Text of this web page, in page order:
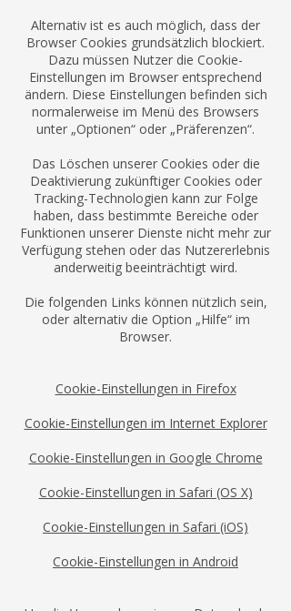
Alternativ ist es auch möglich, dass der
Browser Cookies grundsätzlich blockiert.
Dazu müssen Nutzer die Cookie-
Einstellungen im Browser entsprechend
ändern. Diese Einstellungen befinden sich
normalerweise im Menü des Browsers
unter „Optionen“ oder „Präferenzen“.
Das Löschen unserer Cookies oder die
Deaktivierung zukünftiger Cookies oder
Tracking-Technologien kann zur Folge
haben, dass bestimmte Bereiche oder
Funktionen unserer Dienste nicht mehr zur
Verfügung stehen oder das Nutzererlebnis
anderweitig beeinträchtigt wird.
Die folgenden Links können nützlich sein,
oder alternativ die Option „Hilfe“ im
Browser.
Cookie-Einstellungen in Firefox
Cookie-Einstellungen im Internet Explorer
Cookie-Einstellungen in Google Chrome
Cookie-Einstellungen in Safari (OS X)
Cookie-Einstellungen in Safari (iOS)
Cookie-Einstellungen in Android